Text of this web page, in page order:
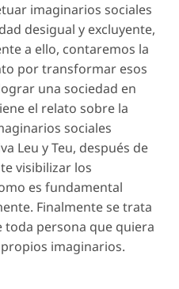
imaginarios sociales
desigual y excluyente,
a ello, contaremos la
por transformar esos
una sociedad en
el relato sobre la
sociales
Leu y Teu, después de
visibilizar los
es fundamental
Finalmente se trata
toda persona que quiera
imaginarios.